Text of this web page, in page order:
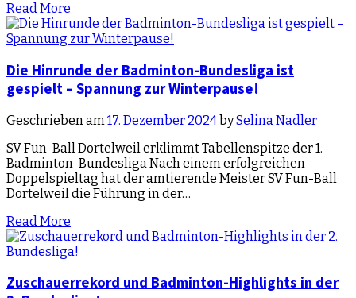
Read More
Die Hinrunde der Badminton-Bundesliga ist
gespielt – Spannung zur Winterpause!
Geschrieben am 17. Dezember 2024bySelina Nadler
SV Fun-Ball Dortelweil erklimmt Tabellenspitze der 1.
Badminton-Bundesliga Nach einem erfolgreichen
Doppelspieltag hat der amtierende Meister SV Fun-Ball
Dortelweil die Führung in der…
Read More
Zuschauerrekord und Badminton-Highlights in der